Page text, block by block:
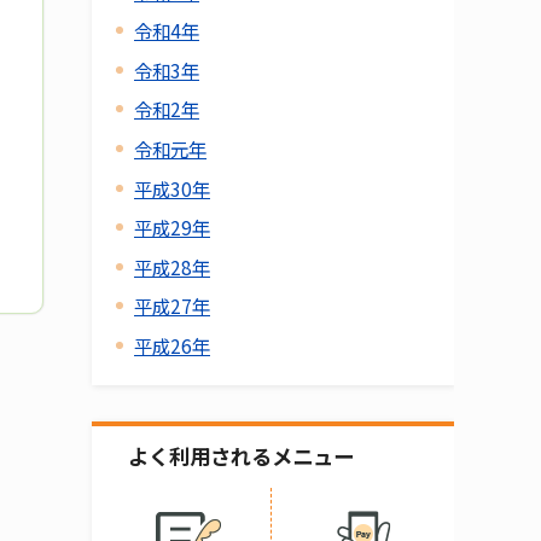
令和4年
令和3年
令和2年
令和元年
平成30年
平成29年
平成28年
平成27年
平成26年
よく利用されるメニュー